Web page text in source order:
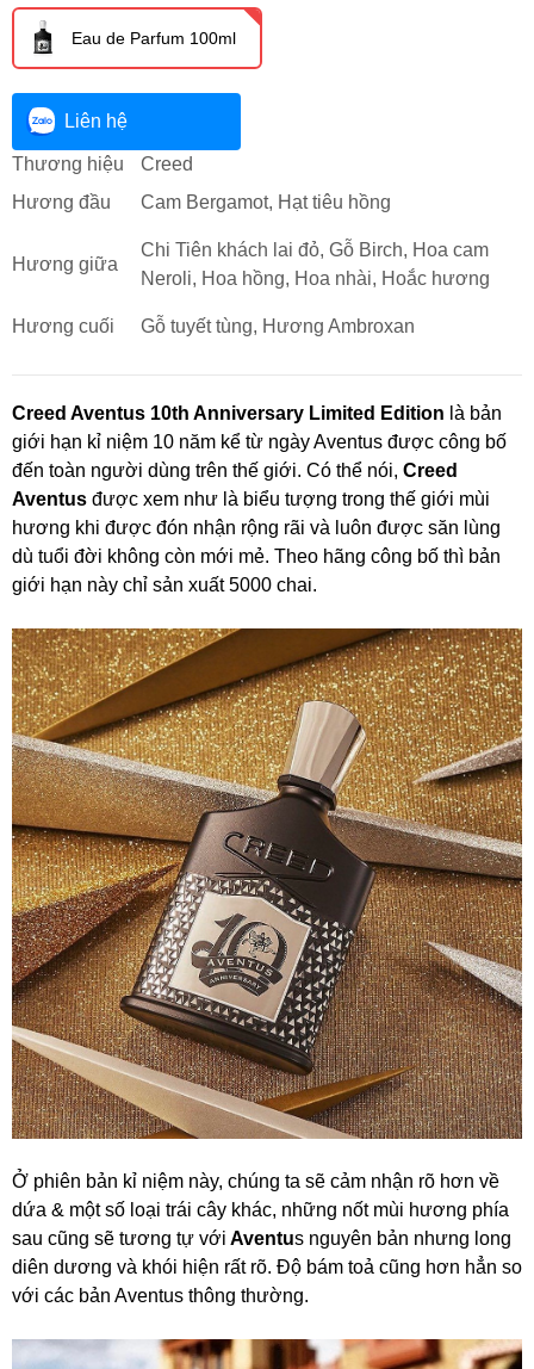
Eau de Parfum 100ml
Liên hệ
Thương hiệu
Creed
Hương đầu
Cam Bergamot, Hạt tiêu hồng
Hương giữa
Chi Tiên khách lai đỏ, Gỗ Birch, Hoa cam
Neroli, Hoa hồng, Hoa nhài, Hoắc hương
Hương cuối Gỗ tuyết tùng, Hương Ambroxan
Creed Aventus 10th Anniversary Limited Edition là bản
giới hạn kỉ niệm 10 năm kể từ ngày Aventus được công bố
đến toàn người dùng trên thế giới. Có thể nói, Creed
Aventus được xem như là biểu tượng trong thế giới mùi
hương khi được đón nhận rộng rãi và luôn được săn lùng
dù tuổi đời không còn mới mẻ. Theo hãng công bố thì bản
giới hạn này chỉ sản xuất 5000 chai.
Ở phiên bản kỉ niệm này, chúng ta sẽ cảm nhận rõ hơn về
dứa & một số loại trái cây khác, những nốt mùi hương phía
sau cũng sẽ tương tự với Aventus nguyên bản nhưng long
diên dương và khói hiện rất rõ. Độ bám toả cũng hơn hẳn so
với các bản Aventus thông thường.